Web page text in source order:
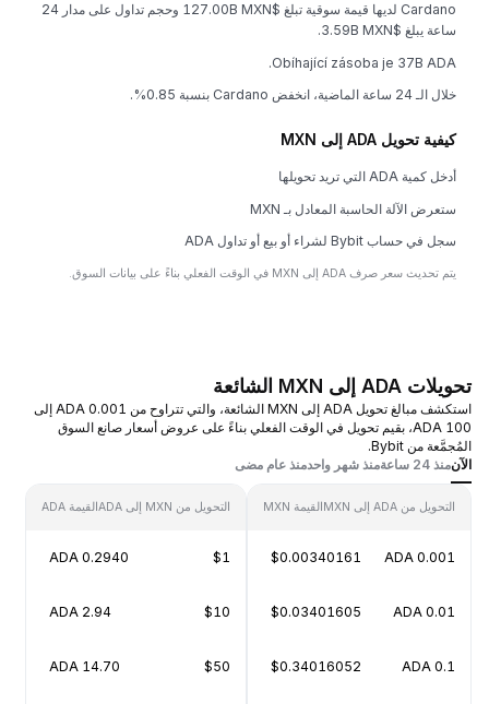
Cardano لديها قيمة سوقية تبلغ $127.00B MXN وحجم تداول على مدار 24
ساعة يبلغ $3.59B MXN.
Obíhající zásoba je 37B ADA.
خلال الـ 24 ساعة الماضية، انخفض Cardano بنسبة 0.85%.
كيفية تحويل ADA إلى MXN
أدخل كمية ADA التي تريد تحويلها
ستعرض الآلة الحاسبة المعادل بـ MXN
سجل في حساب Bybit لشراء أو بيع أو تداول ADA
يتم تحديث سعر صرف ADA إلى MXN في الوقت الفعلي بناءً على بيانات السوق.
تحويلات ADA إلى MXN الشائعة
استكشف مبالغ تحويل ADA إلى MXN الشائعة، والتي تتراوح من 0.001 ADA إلى
100 ADA، بقيم تحويل في الوقت الفعلي بناءً على عروض أسعار صانع السوق
المُجمَّعة من Bybit.
الآنمنذ 24 ساعة منذ شهر واحدمنذ عام مضى
التحويل من ADA إلى MXN القيمة MXN
0.001 ADA
$0.00340161
0.01 ADA
$0.03401605
0.1 ADA
$0.34016052
التحويل من MXN إلى ADA القيمة ADA
$1
0.2940 ADA
$10
2.94 ADA
$50
14.70 ADA